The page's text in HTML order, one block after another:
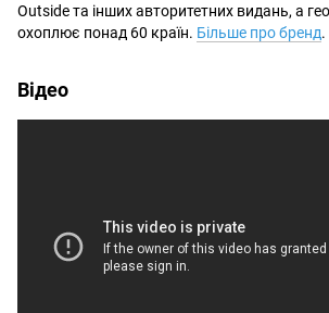
Outside та інших авторитетних видань, а
охоплює понад 60 країн. Більше про бренд.
Відео